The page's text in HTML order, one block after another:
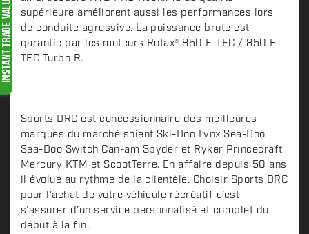
n
supérieure améliorent aussi les performances lors
de conduite agressive. La puissance brute est
garantie par les moteurs Rotax® 850 E-TEC / 850 E-
TEC Turbo R.
Sports DRC est concessionnaire des meilleures
marques du marché soient Ski-Doo Lynx Sea-Doo
Sea-Doo Switch Can-am Spyder et Ryker Princecraft
Mercury KTM et ScootTerre. En affaire depuis 50 ans
il évolue au rythme de la clientèle. Choisir Sports DRC
pour l’achat de votre véhicule récréatif c’est
s’assurer d’un service personnalisé et complet du
début à la fin.